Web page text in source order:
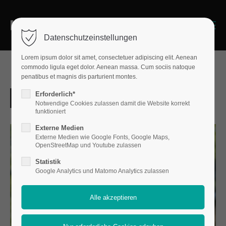
Datenschutzeinstellungen
Lorem ipsum dolor sit amet, consectetuer adipiscing elit. Aenean
commodo ligula eget dolor. Aenean massa. Cum sociis natoque
penatibus et magnis dis parturient montes.
Erforderlich*
Notwendige Cookies zulassen damit die Website korrekt
funktioniert
Externe Medien
Externe Medien wie Google Fonts, Google Maps,
OpenStreetMap und Youtube zulassen
Statistik
Google Analytics und Matomo Analytics zulassen